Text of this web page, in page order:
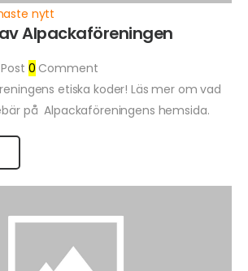
nytt
Alpackaföreningen
0 Comment
etiska koder! Läs mer om vad
på Alpackaföreningens hemsida.